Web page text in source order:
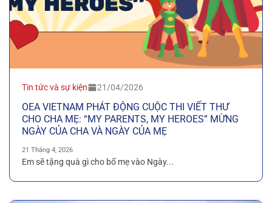
Tin tức và sự kiện 21/04/2026
OEA VIETNAM PHÁT ĐỘNG CUỘC THI VIẾT THƯ
CHO CHA MẸ: “MY PARENTS, MY HEROES” MỪNG
NGÀY CỦA CHA VÀ NGÀY CỦA MẸ
21 Tháng 4, 2026
Em sẽ tặng quà gì cho bố mẹ vào Ngày...